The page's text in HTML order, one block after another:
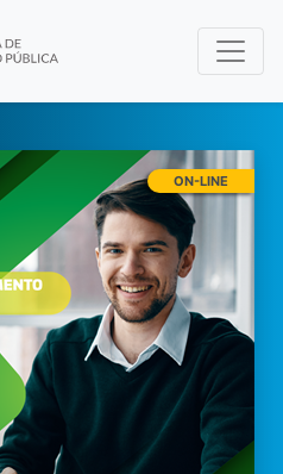
ON-LINE